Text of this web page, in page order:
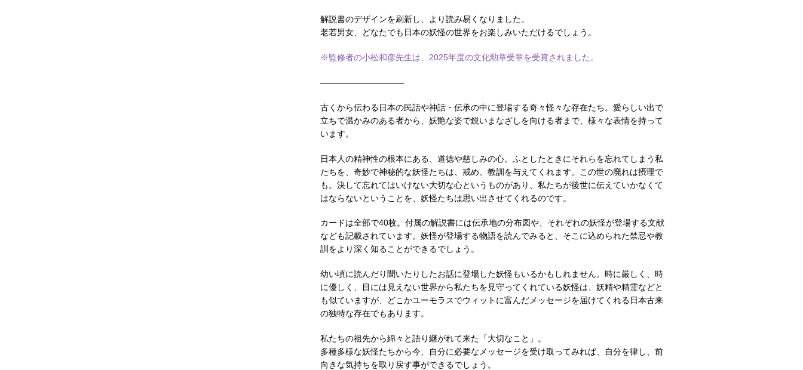
解説書のデザインを刷新し、より読み易くなりました。
老若男女、どなたでも日本の妖怪の世界をお楽しみいただけるでしょう。
※監修者の小松和彦先生は、2025年度の文化勲章受章を受賞されました。
——————————
古くから伝わる日本の民話や神話・伝承の中に登場する奇々怪々な存在たち。愛らしい出で
立ちで温かみのある者から、妖艶な姿で鋭いまなざしを向ける者まで、様々な表情を持って
います。
日本人の精神性の根本にある、道徳や慈しみの心。ふとしたときにそれらを忘れてしまう私
たちを、奇妙で神秘的な妖怪たちは、戒め、教訓を与えてくれます。この世の廃れは摂理で
も。決して忘れてはいけない大切な心というものがあり、私たちが後世に伝えていかなくて
はならないということを、妖怪たちは思い出させてくれるのです。
カードは全部で40枚。付属の解説書には伝承地の分布図や、それぞれの妖怪が登場する文献
なども記載されています。妖怪が登場する物語を読んでみると、そこに込められた禁忌や教
訓をより深く知ることができるでしょう。
幼い頃に読んだり聞いたりしたお話に登場した妖怪もいるかもしれません。時に厳しく、時
に優しく、目には見えない世界から私たちを見守ってくれている妖怪は、妖精や精霊などと
も似ていますが、どこかユーモラスでウィットに富んだメッセージを届けてくれる日本古来
の独特な存在でもあります。
私たちの祖先から綿々と語り継がれて来た「大切なこと」。
多種多様な妖怪たちから今、自分に必要なメッセージを受け取ってみれば、自分を律し、前
向きな気持ちを取り戻す事ができるでしょう。